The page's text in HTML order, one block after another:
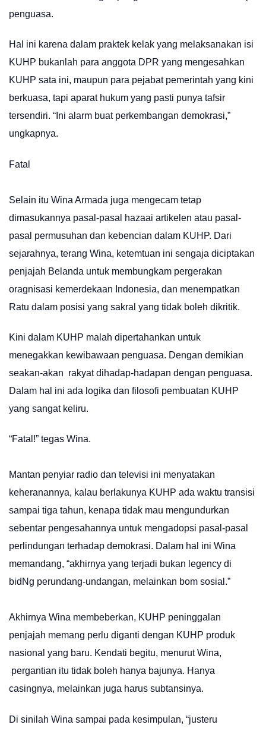
penguasa.
Hal ini karena dalam praktek kelak yang melaksanakan isi
KUHP bukanlah para anggota DPR yang mengesahkan
KUHP sata ini, maupun para pejabat pemerintah yang kini
berkuasa, tapi aparat hukum yang pasti punya tafsir
tersendiri. “Ini alarm buat perkembangan demokrasi,”
ungkapnya.
Fatal
Selain itu Wina Armada juga mengecam tetap
dimasukannya pasal-pasal hazaai artikelen atau pasal-
pasal permusuhan dan kebencian dalam KUHP. Dari
sejarahnya, terang Wina, ketemtuan ini sengaja diciptakan
penjajah Belanda untuk membungkam pergerakan
oragnisasi kemerdekaan Indonesia, dan menempatkan
Ratu dalam posisi yang sakral yang tidak boleh dikritik.
Kini dalam KUHP malah dipertahankan untuk
menegakkan kewibawaan penguasa. Dengan demikian
seakan-akan rakyat dihadap-hadapan dengan penguasa.
Dalam hal ini ada logika dan filosofi pembuatan KUHP
yang sangat keliru.
“Fatal!” tegas Wina.
Mantan penyiar radio dan televisi ini menyatakan
keheranannya, kalau berlakunya KUHP ada waktu transisi
sampai tiga tahun, kenapa tidak mau mengundurkan
sebentar pengesahannya untuk mengadopsi pasal-pasal
perlindungan terhadap demokrasi. Dalam hal ini Wina
memandang, “akhirnya yang terjadi bukan legency di
bidNg perundang-undangan, melainkan bom sosial.”
Akhirnya Wina membeberkan, KUHP peninggalan
penjajah memang perlu diganti dengan KUHP produk
nasional yang baru. Kendati begitu, menurut Wina,
pergantian itu tidak boleh hanya bajunya. Hanya
casingnya, melainkan juga harus subtansinya.
Di sinilah Wina sampai pada kesimpulan, “justeru